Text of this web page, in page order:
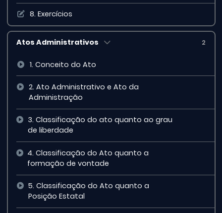
8. Exercícios
Atos Administrativos 2
1. Conceito do Ato
2. Ato Administrativo e Ato da
Administração
3. Classificação do ato quanto ao grau
de liberdade
4. Classificação do Ato quanto a
formação de vontade
5. Classificação do Ato quanto a
Posição Estatal